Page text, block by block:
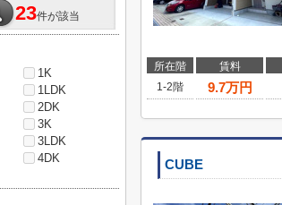
所在階 賃料
1-2階
9.7万円
CUBE
23件が該当
1K
1LDK
2DK
3K
3LDK
4DK